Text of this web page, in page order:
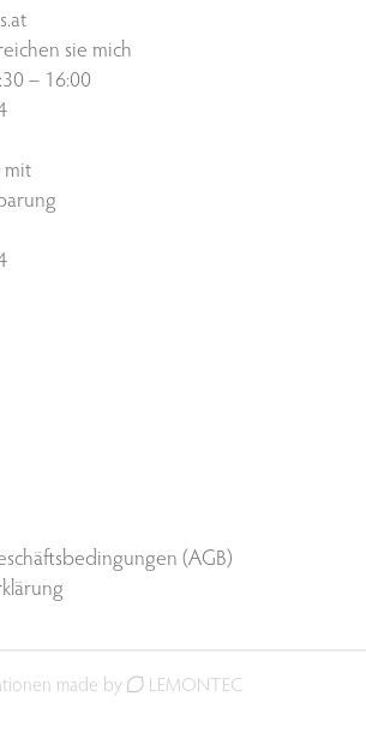
sie mich
– 16:00
(AGB)
made by LEMONTEC